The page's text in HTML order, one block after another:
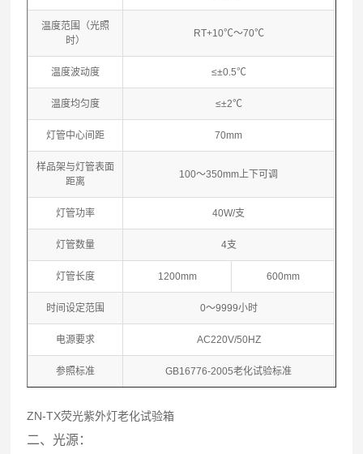
温度范围（光照
时）
RT+10℃～70℃
温度波动度 ≤±0.5℃
温度均匀度 ≤±2℃
灯管中心间距 70mm
样品架与灯管表面
距离
100～350mm上下可调
灯管功率 40W/支
灯管数量 4支
灯管长度 1200mm 600mm
时间设定范围 0～9999小时
电源要求 AC220V/50HZ
参照标准 GB16776-2005老化试验标准
ZN-TX荧光紫外灯老化试验箱
二、光源：